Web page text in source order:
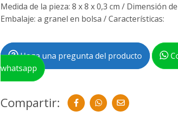
Medida de la pieza: 8 x 8 x 0,3 cm / Dimensión
Embalaje: a granel en bolsa / Características:
Haga una pregunta del producto
whatsapp
Compartir: